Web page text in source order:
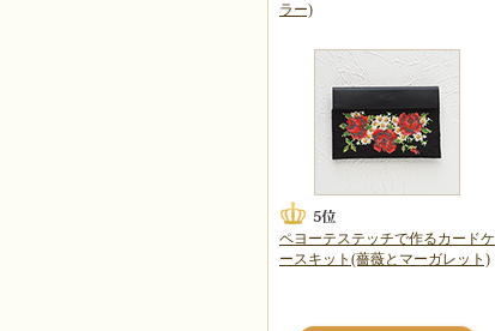
ラー)
ペヨーテステッチで作るカードケ
ースキット(薔薇とマーガレット)